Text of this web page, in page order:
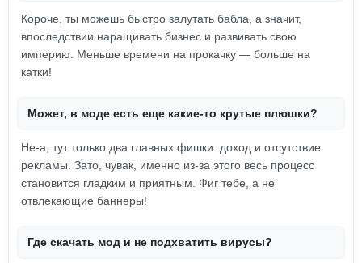
Короче, ты можешь быстро залутать бабла, а значит,
впоследствии наращивать бизнес и развивать свою
империю. Меньше времени на прокачку — больше на
катки!
Может, в моде есть еще какие-то крутые плюшки?
Не-а, тут только два главных фишки: доход и отсутствие
рекламы. Зато, чувак, именно из-за этого весь процесс
становится гладким и приятным. Фиг тебе, а не
отвлекающие баннеры!
Где скачать мод и не подхватить вирусы?